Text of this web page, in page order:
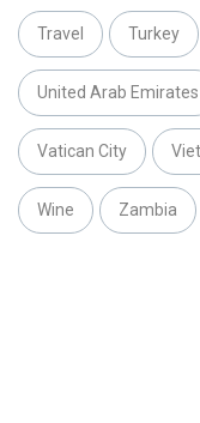
Travel Turkey
United Arab Emirates
Vatican City
Wine Zambia